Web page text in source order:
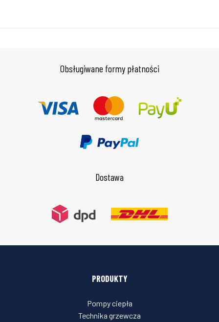
Obsługiwane formy płatności
Dostawa
PRODUKTY
Pompy ciepła
Technika grzewcza